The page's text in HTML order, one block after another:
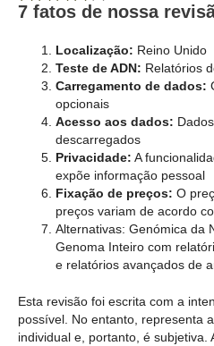
7 fatos de nossa
Localização: Reino Unido
Teste de ADN: Relatórios
Carregamento de dados:
opcionais
Acesso aos dados:
descarregados
Privacidade: A
expõe informação pessoal
Fixação de preços: O
preços variam de acordo
Alternativas: Genómica da
Genoma Inteiro com
e relatórios avançados de
Esta revisão foi escrita com a
possível. No entanto, representa
individual e, portanto, é subjetiva.